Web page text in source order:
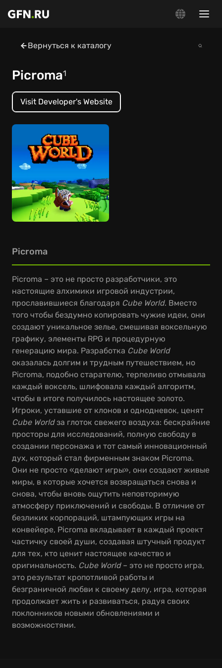
Вернуться к каталогу
Picroma1
Visit Developer's Website
Picroma
Picroma – это не просто разработчики, это
настоящие алхимики игровой индустрии,
прославившиеся благодаря Cube World. Вместо
того чтобы бездумно копировать чужие идеи, они
создают уникальное зелье, смешивая воксельную
графику, элементы RPG и процедурную
генерацию мира. Разработка Cube World
оказалась долгим и трудным путешествием, но
Picroma, подобно старателю, терпеливо отмывала
каждый воксель, шлифовала каждый алгоритм,
чтобы в итоге получилось настоящее золото.
Игроки, уставшие от клонов и однодневок, ценят
Cube Worldза глоток свежего воздуха: бескрайние
просторы для исследований, полную свободу в
создании персонажа и тот самый инновационный
дух, который стал фирменным знаком Picroma.
Они не просто «делают игры», они создают живые
миры, в которые хочется возвращаться снова и
снова, чтобы вновь ощутить неповторимую
атмосферу приключений и свободы. В отличие от
безликих корпораций, штампующих игры на
конвейере, Picroma вкладывает в каждый проект
частичку своей души, создавая штучный продукт
для тех, кто ценит настоящее качество и
оригинальность. Cube World– это не просто игра,
это результат кропотливой работы и
безграничной любви к своему делу, игра, которая
продолжает жить и развиваться, радуя своих
поклонников новыми обновлениями и
возможностями.